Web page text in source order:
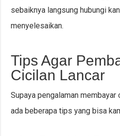
sebaiknya langsung hubungi
menyelesaikan.
Tips Agar
Cicilan Lancar
Supaya pengalaman membayar
ada beberapa tips yang bisa